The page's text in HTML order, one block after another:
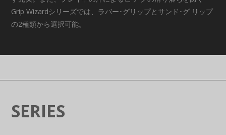
Grip Wizardシリーズでは、ラバー･グリップとサンド･グ リップ
の2種類から選択可能。
SERIES